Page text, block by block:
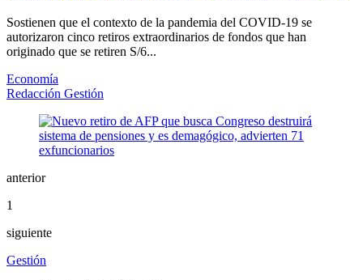
Sostienen que el contexto de la pandemia del COVID-19 se
autorizaron cinco retiros extraordinarios de fondos que han
originado que se retiren S/6...
Economía
Redacción Gestión
anterior
1
siguiente
Gestión